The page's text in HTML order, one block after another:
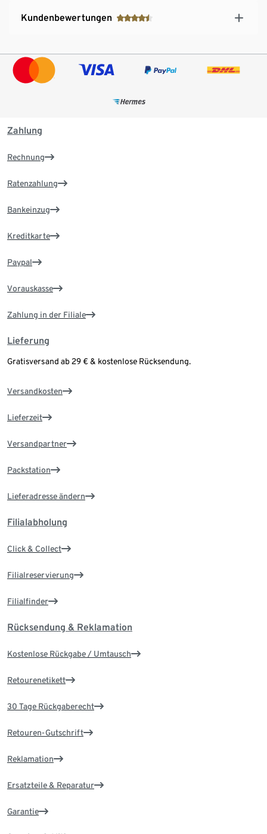
Kundenbewertungen
Zahlung
Rechnung
Ratenzahlung
Bankeinzug
Kreditkarte
Paypal
Vorauskasse
Zahlung in der Filiale
Lieferung
Gratisversand ab 29 € & kostenlose Rücksendung.
Versandkosten
Lieferzeit
Versandpartner
Packstation
Lieferadresse ändern
Filialabholung
Click & Collect
Filialreservierung
Filialfinder
Rücksendung & Reklamation
Kostenlose Rückgabe / Umtausch
Retourenetikett
30 Tage Rückgaberecht
Retouren-Gutschrift
Reklamation
Ersatzteile & Reparatur
Garantie